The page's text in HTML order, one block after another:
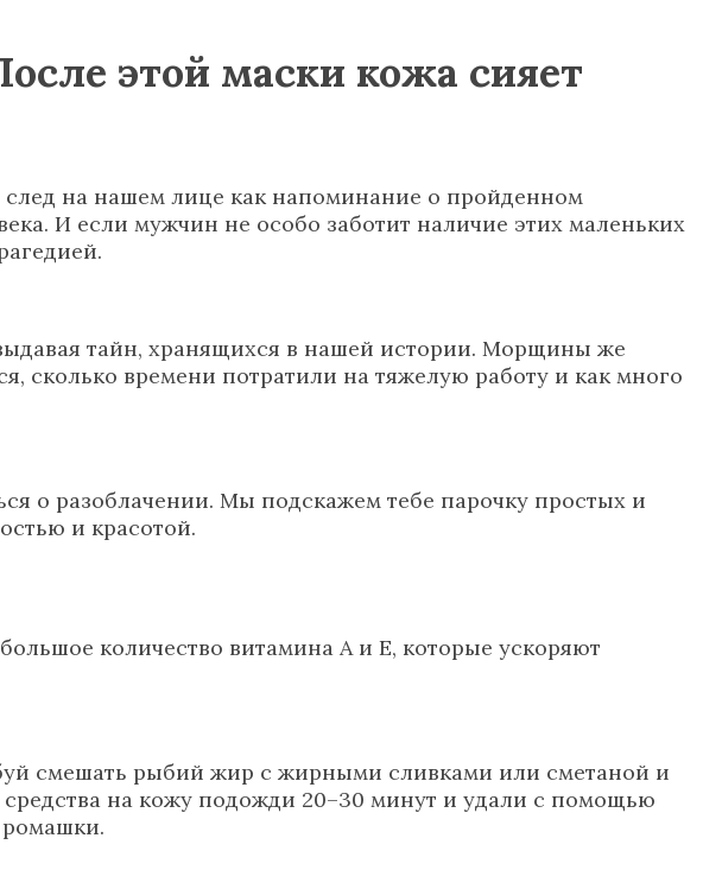
этой маски кожа сияет
на нашем лице как напоминание о пройденном
И если мужчин не особо заботит наличие этих маленьких
тайн, хранящихся в нашей истории. Морщины же
сколько времени потратили на тяжелую работу и как много
о разоблачении. Мы подскажем тебе парочку простых и
и красотой.
количество витамина А и Е, которые ускоряют
смешать рыбий жир с жирными сливками или сметаной и
на кожу подожди 20–30 минут и удали с помощью
ромашки.